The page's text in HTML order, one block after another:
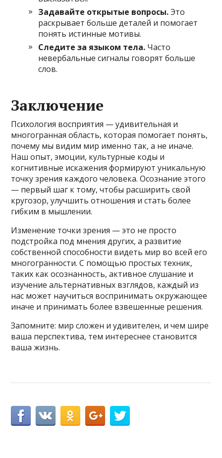
Задавайте открытые вопросы.Это
раскрывает больше деталей и помогает
понять истинные мотивы.
Следите за языком тела. Часто
невербальные сигналы говорят больше
слов.
Заключение
Психология восприятия — удивительная и
многогранная область, которая помогает понять,
почему мы видим мир именно так, а не иначе.
Наш опыт, эмоции, культурные коды и
когнитивные искажения формируют уникальную
точку зрения каждого человека. Осознание этого
— первый шаг к тому, чтобы расширить свой
кругозор, улучшить отношения и стать более
гибким в мышлении.
Изменение точки зрения — это не просто
подстройка под мнения других, а развитие
собственной способности видеть мир во всей его
многогранности. С помощью простых техник,
таких как осознанность, активное слушание и
изучение альтернативных взглядов, каждый из
нас может научиться воспринимать окружающее
иначе и принимать более взвешенные решения.
Запомните: мир сложен и удивителен, и чем шире
ваша перспектива, тем интереснее становится
ваша жизнь.